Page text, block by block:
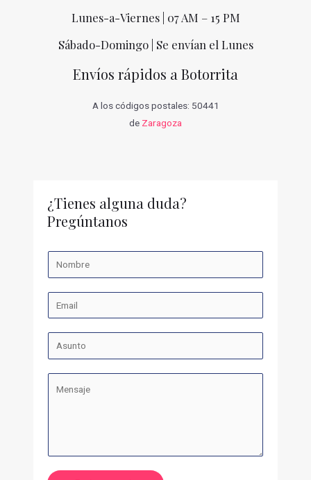
Lunes-a-Viernes | 07 AM – 15 PM
Sábado-Domingo | Se envían el Lunes
Envíos rápidos a Botorrita
A los códigos postales: 50441
de Zaragoza
¿Tienes alguna duda?
Pregúntanos